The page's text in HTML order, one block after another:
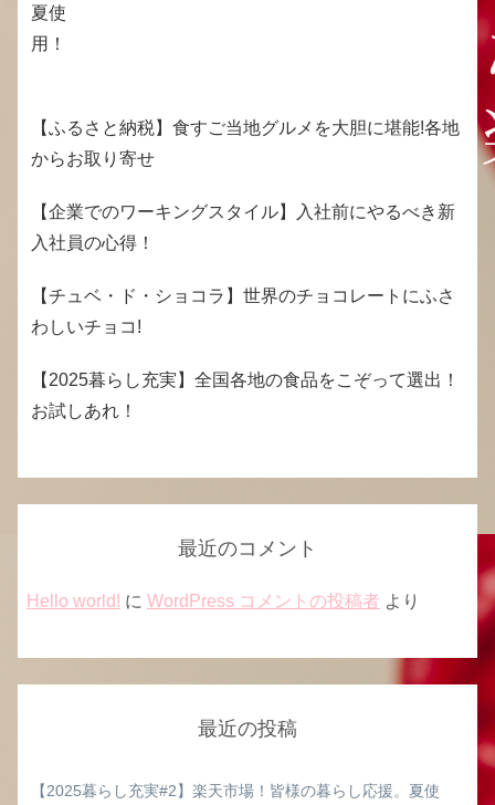
夏使
用！
【ふるさと納税】食すご当地グルメを大胆に堪能!各地
からお取り寄せ
【企業でのワーキングスタイル】入社前にやるべき新
入社員の心得！
【チュベ・ド・ショコラ】世界のチョコレートにふさ
わしいチョコ!
【2025暮らし充実】全国各地の食品をこぞって選出！
お試しあれ！
最近のコメント
Hello world! に WordPress コメントの投稿者 より
最近の投稿
【2025暮らし充実#2】楽天市場！皆様の暮らし応援。夏使